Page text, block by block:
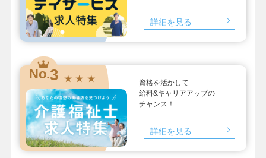
詳細を見る
No.3 ★ ★ ★
資格を活かして
給料&キャリアアップの
チャンス！
詳細を見る